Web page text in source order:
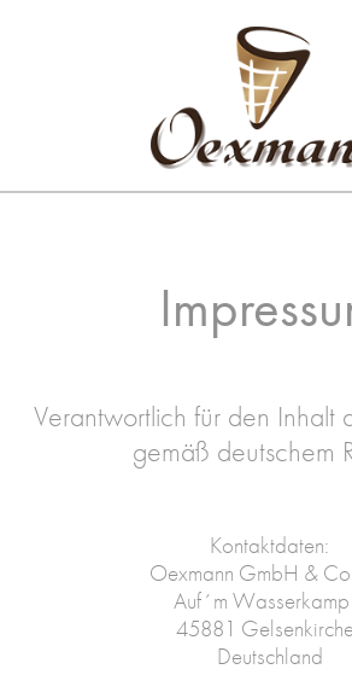
Verantwortlich für den Inhalt
gemäß deutschem
Kontaktdaten:
Oexmann GmbH &
Auf´m
45881
Deutschland